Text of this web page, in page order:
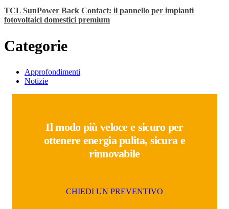
TCL SunPower Back Contact: il pannello per impianti
fotovoltaici domestici premium
Categorie
Approfondimenti
Notizie
Il modo più veloce e sicuro per
ottenere energia pulita, sicura e
rinnovabile
CHIEDI UN PREVENTIVO